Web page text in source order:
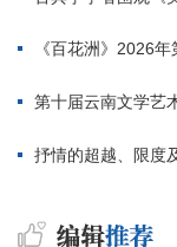
《百花洲》2026
第十届云南文学艺
抒情的超越、限度